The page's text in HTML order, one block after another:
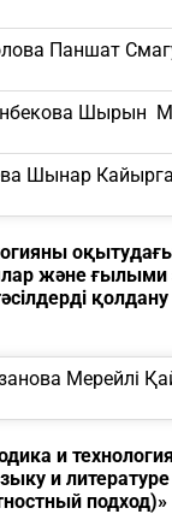
Паншат
Шырын
Шынар
және ғылыми
Мерейлі
и
и литературе